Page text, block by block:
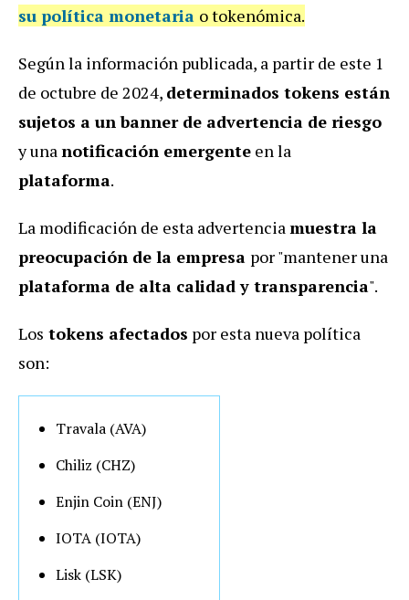
su política monetaria o tokenómica.
Según la información publicada, a partir de este 1
de octubre de 2024, determinados tokens están
sujetos a un banner de advertencia de riesgo
y unanotificación emergente en la
plataforma.
La modificación de esta advertenciamuestra la
preocupación de la empresa por "mantener una
plataforma de alta calidad y transparencia".
Los tokens afectados por esta nueva política
son:
Travala (AVA)
Chiliz (CHZ)
Enjin Coin (ENJ)
IOTA (IOTA)
Lisk (LSK)